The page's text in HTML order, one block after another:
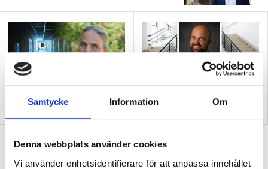
Samtycke Information Om
Denna webbplats använder cookies
Vi använder enhetsidentifierare för att anpassa innehållet
”Så bryter vi hatpratets
pyramid i skolan”
”Hur skolan fungerar blir
”Vad ska vår tid räcka till på
förskolan?”